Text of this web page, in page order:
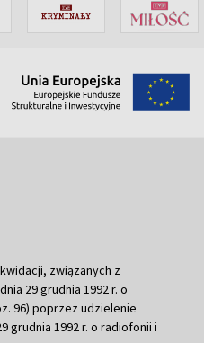
związanych z
29 grudnia 1992 r. o
96) poprzez udzielenie
grudnia 1992 r. o radiofonii i